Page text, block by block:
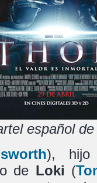
español
),
de Loki (